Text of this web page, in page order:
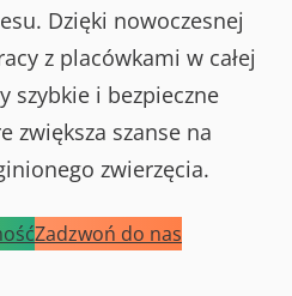
Dzięki nowoczesnej
z placówkami w całej
szybkie i bezpieczne
zwiększa szanse na
zwierzęcia.
Zadzwoń do nas